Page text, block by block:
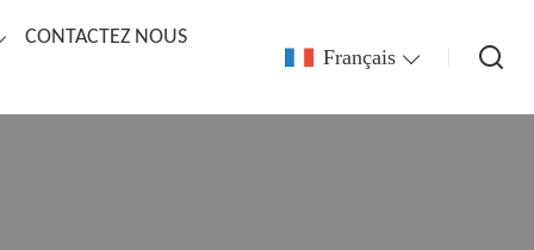
CONTACTEZ NOUS
Français